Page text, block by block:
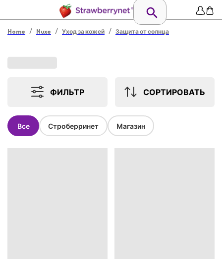
Home / Nuxe / Уход за кожей / Защита от солнца
ФИЛЬТР СОРТИРОВАТЬ
Все Строберринет Магазин